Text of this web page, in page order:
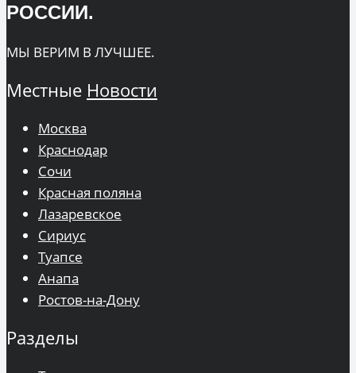
РОССИИ.
МЫ ВЕРИМ В ЛУЧШЕЕ.
Местные Новости
Москва
Краснодар
Сочи
Красная поляна
Лазаревское
Сириус
Туапсе
Анапа
Ростов-на-Дону
Разделы